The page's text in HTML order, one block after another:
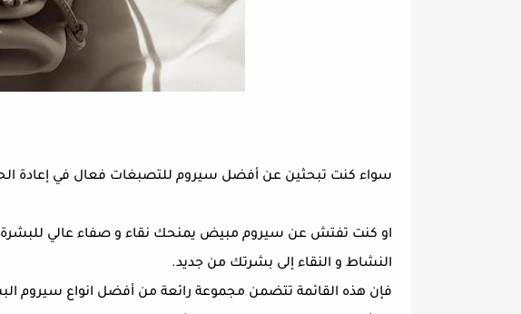
سواء كنت تبحثين عن أفضل سيروم للتصبغات فعال في إعادة
او كنت تفتش عن سيروم مبيض يمنحك نقاء و صفاء عالي للبشرة
النشاط و النقاء إلى بشرتك من جديد.
فإن هذه القائمة تتضمن مجموعة رائعة من أفضل انواع سيروم